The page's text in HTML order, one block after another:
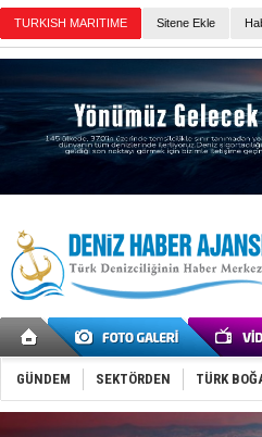
Sitene Ekle
GÜNDEM SEKTÖRDEN TÜRK